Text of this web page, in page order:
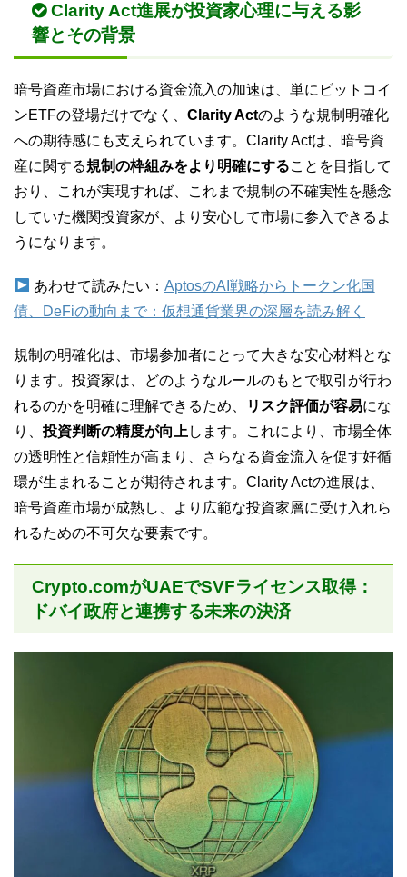
Clarity Act進展が投資家心理に与える影
響とその背景
暗号資産市場における資金流入の加速は、単にビットコイ
ンETFの登場だけでなく、 Clarity Actのような規制明確化
への期待感にも支えられています。Clarity Actは、暗号資
産に関する規制の枠組みをより明確にすることを目指して
おり、これが実現すれば、これまで規制の不確実性を懸念
していた機関投資家が、より安心して市場に参入できるよ
うになります。
あわせて読みたい： AptosのAI戦略からトークン化国
債、DeFiの動向まで：仮想通貨業界の深層を読み解く
規制の明確化は、市場参加者にとって大きな安心材料とな
ります。投資家は、どのようなルールのもとで取引が行わ
れるのかを明確に理解できるため、
リスク評価が容易にな
り、 投資判断の精度が向上 します。これにより、市場全体
の透明性と信頼性が高まり、さらなる資金流入を促す好循
環が生まれることが期待されます。Clarity Actの進展は、
暗号資産市場が成熟し、より広範な投資家層に受け入れら
れるための不可欠な要素です。
Crypto.comがUAEでSVFライセンス取得：
ドバイ政府と連携する未来の決済